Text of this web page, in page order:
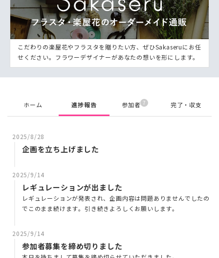
こだわりの楽屋花やフラスタを贈りたい方、ぜひSakaseruにお任
せください。フラワーデザイナーがあなたの想いを形にします。
ホーム 進捗報告 参加者 7 完了・収支
2025/8/28
企画を立ち上げました
2025/9/14
レギュレーションが出ました
レギュレーションが発表され、企画内容は問題ありませんでしたの
でこのまま続けます。引き続きよろしくお願いします。
2025/9/14
参加者募集を締め切りました